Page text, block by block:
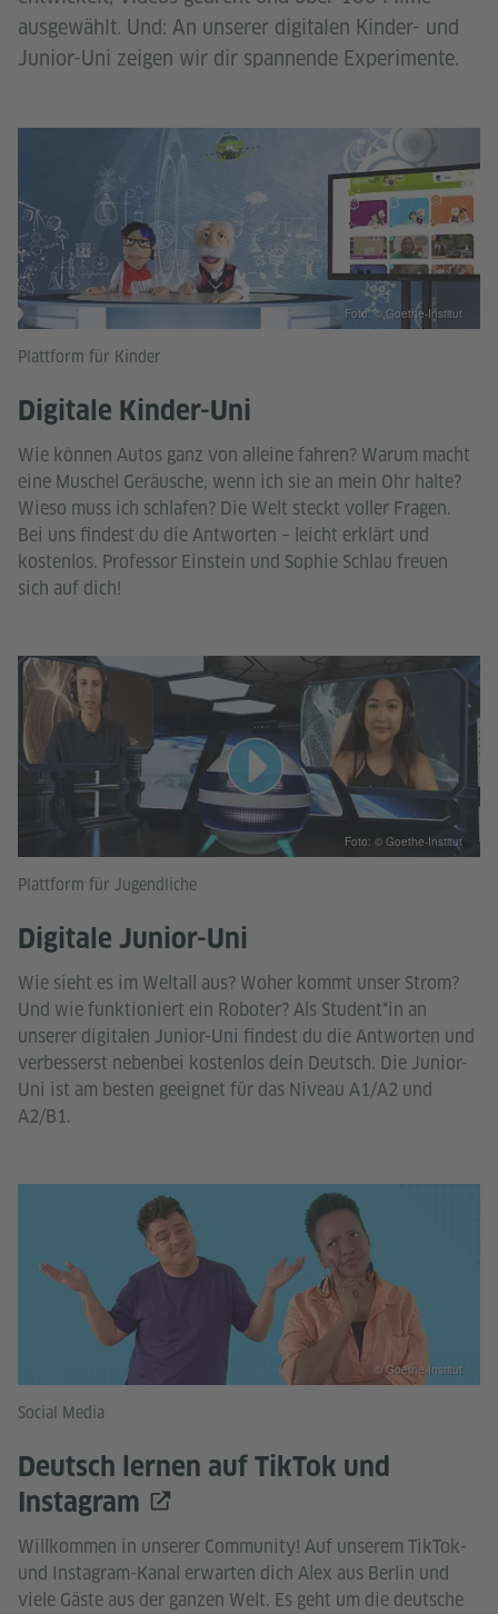
ausgewählt. Und: An unserer digitalen Kinder- und
Junior-Uni zeigen wir dir spannende Experimente.
Plattform für Kinder
Digitale Kinder-Uni
Wie können Autos ganz von alleine fahren? Warum macht
eine Muschel Geräusche, wenn ich sie an mein Ohr halte?
Wieso muss ich schlafen? Die Welt steckt voller Fragen.
Bei uns findest du die Antworten – leicht erklärt und
kostenlos. Professor Einstein und Sophie Schlau freuen
sich auf dich!
Foto: © Goethe-Institut
Plattform für Jugendliche
Digitale Junior-Uni
Wie sieht es im Weltall aus? Woher kommt unser Strom?
Und wie funktioniert ein Roboter? Als Student*in an
unserer digitalen Junior-Uni findest du die Antworten und
verbesserst nebenbei kostenlos dein Deutsch. Die Junior-
Uni ist am besten geeignet für das Niveau A1/A2 und
A2/B1.
Foto: © Goethe-Institut
Social Media
Deutsch lernen auf TikTok und
Instagram
Willkommen in unserer Community! Auf unserem TikTok-
und Instagram-Kanal erwarten dich Alex aus Berlin und
viele Gäste aus der ganzen Welt. Es geht um die deutsche
© Goethe-Institut